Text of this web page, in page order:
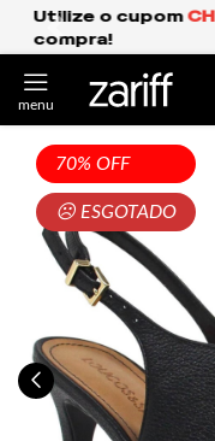
Frete Grátis
anterior
70% OFF
☹ ESGOTADO